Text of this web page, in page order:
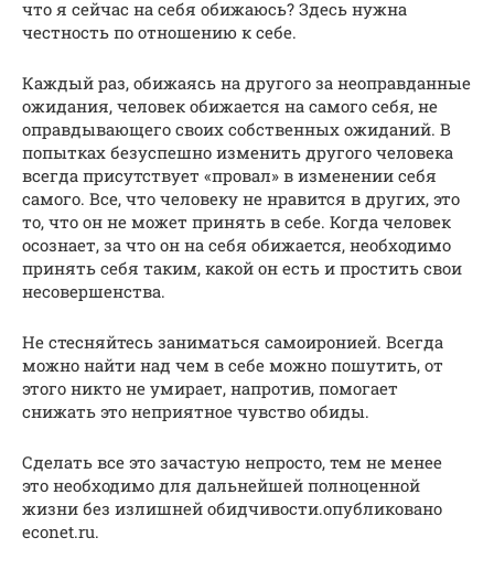
что я сейчас на себя обижаюсь? Здесь нужна
честность по отношению к себе.
Каждый раз, обижаясь на другого за неоправданные
ожидания, человек обижается на самого себя, не
оправдывающего своих собственных ожиданий. В
попытках безуспешно изменить другого человека
всегда присутствует «провал» в изменении себя
самого. Все, что человеку не нравится в других, это
то, что он не может принять в себе. Когда человек
осознает, за что он на себя обижается, необходимо
принять себя таким, какой он есть и простить свои
несовершенства.
Не стесняйтесь заниматься самоиронией. Всегда
можно найти над чем в себе можно пошутить, от
этого никто не умирает, напротив, помогает
снижать это неприятное чувство обиды.
Сделать все это зачастую непросто, тем не менее
это необходимо для дальнейшей полноценной
жизни без излишней обидчивости.опубликовано
econet.ru.